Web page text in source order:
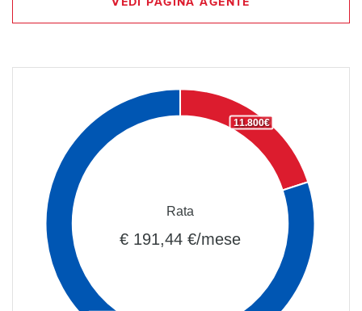
11.800€
Rata
€ 191,44 €/mese